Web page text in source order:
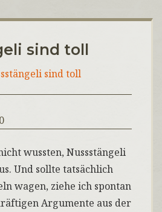
sind toll
wussten, Nussstängeli
Und sollte tatsächlich
wagen, ziehe ich spontan
Argumente aus der